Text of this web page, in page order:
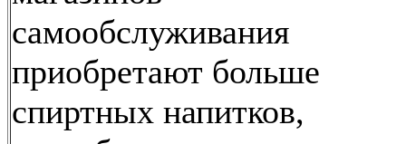
самообслуживания
приобретают больше
спиртных напитков,